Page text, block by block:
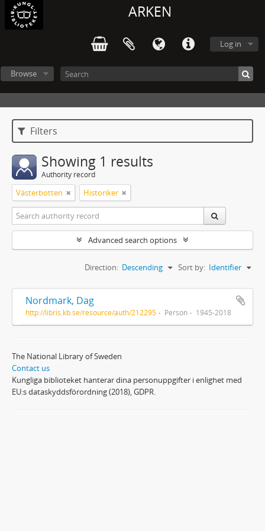
ARKEN
Log in
Browse
Filters
Showing 1 results
Authority record
Västerbotten Historiker
Advanced search options
Sort by: Identifier
Direction: Descending
Nordmark, Dag
http://libris.kb.se/resource/auth/212295 Person 1945-2018
The National Library of Sweden
Contact us
Kungliga biblioteket hanterar dina personuppgifter i enlighet med
EU:s dataskyddsförordning (2018), GDPR.